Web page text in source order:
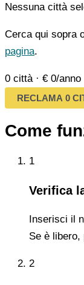
Nessuna città
Cerca qui sopra
pagina.
0 città · € 0/anno
RECLAMA 0
Come
1
Verifica
Inserisci il
Se è libero,
2